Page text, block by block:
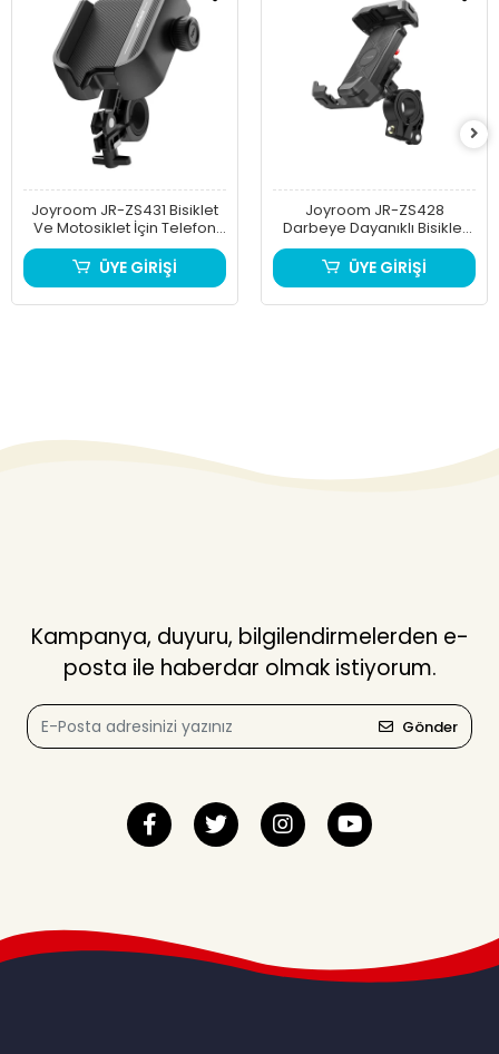
Joyroom JR-ZS431 Bisiklet
Ve Motosiklet İçin Telefon
Tutucu
ÜYE GİRİŞİ
Joyroom JR-ZS428
Darbeye Dayanıklı Bisiklet
Ve Motorsiklet Telefon
Tutucu
ÜYE GİRİŞİ
Kampanya, duyuru, bilgilendirmelerden e-
posta ile haberdar olmak istiyorum.
Gönder